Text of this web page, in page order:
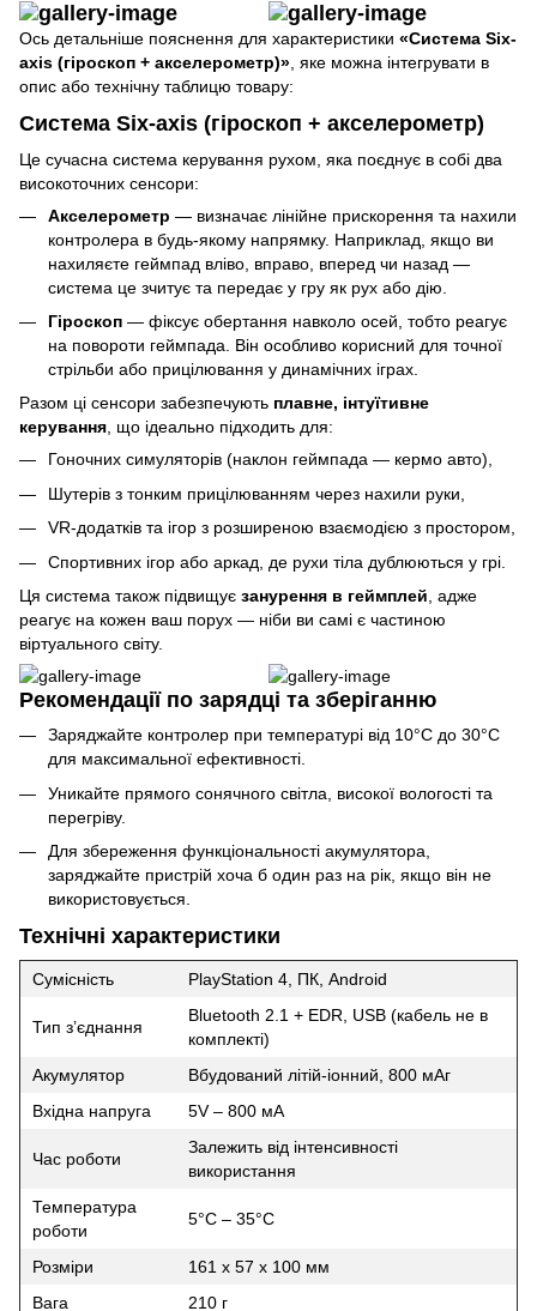
Ось детальніше пояснення для характеристики «Система Six-
axis (гіроскоп + акселерометр)» , яке можна інтегрувати в
опис або технічну таблицю товару:
Система Six-axis (гіроскоп + акселерометр)
Це сучасна система керування рухом, яка поєднує в собі два
високоточних сенсори:
Акселерометр — визначає лінійне прискорення та нахили
контролера в будь-якому напрямку. Наприклад, якщо ви
нахиляєте геймпад вліво, вправо, вперед чи назад —
система це зчитує та передає у гру як рух або дію.
Гіроскоп — фіксує обертання навколо осей, тобто реагує
на повороти геймпада. Він особливо корисний для точної
стрільби або прицілювання у динамічних іграх.
Разом ці сенсори забезпечують плавне, інтуїтивне
керування, що ідеально підходить для:
Гоночних симуляторів (наклон геймпада — кермо авто),
Шутерів з тонким прицілюванням через нахили руки,
VR-додатків та ігор з розширеною взаємодією з простором,
Спортивних ігор або аркад, де рухи тіла дублюються у грі.
Ця система також підвищує занурення в геймплей , адже
реагує на кожен ваш порух — ніби ви самі є частиною
віртуального світу.
Рекомендації по зарядці та зберіганню
Заряджайте контролер при температурі від 10°C до 30°C
для максимальної ефективності.
Уникайте прямого сонячного світла, високої вологості та
перегріву.
Для збереження функціональності акумулятора,
заряджайте пристрій хоча б один раз на рік, якщо він не
використовується.
Технічні характеристики
Сумісність PlayStation 4, ПК, Android
Тип з’єднання
Bluetooth 2.1 + EDR, USB (кабель не в
комплекті)
Акумулятор
Вбудований літій-іонний, 800 мАг
Вхідна напруга
5V – 800 мА
Час роботи
Залежить від інтенсивності
використання
Температура
роботи
5°C – 35°C
Розміри
161 x 57 x 100 мм
Вага
210 г